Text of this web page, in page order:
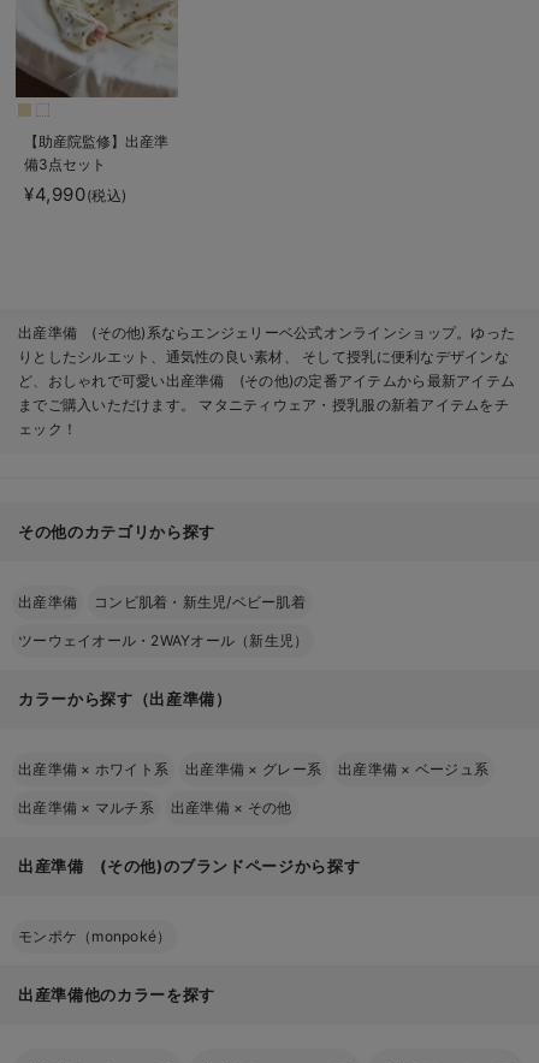
【助産院監修】出産準
備3点セット
¥4,990(税込)
出産準備 (その他)系ならエンジェリーベ公式オンラインショップ。ゆった
りとしたシルエット、通気性の良い素材、 そして授乳に便利なデザインな
ど、おしゃれで可愛い出産準備 (その他)の定番アイテムから最新アイテム
までご購入いただけます。 マタニティウェア・授乳服の新着アイテムをチ
ェック！
その他のカテゴリから探す
出産準備 コンビ肌着・新生児/ベビー肌着
ツーウェイオール・2WAYオール（新生児）
カラーから探す（出産準備）
出産準備 × ホワイト系 出産準備 × グレー系 出産準備 × ベージュ系
出産準備 × マルチ系 出産準備 × その他
出産準備 (その他)のブランドページから探す
モンポケ（monpoké）
出産準備他のカラーを探す